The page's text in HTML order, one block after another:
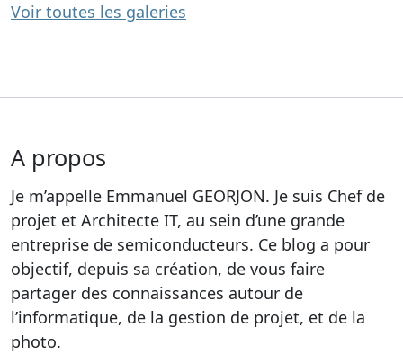
Voir toutes les galeries
A propos
Je m’appelle Emmanuel GEORJON. Je suis Chef de
projet et Architecte IT, au sein d’une grande
entreprise de semiconducteurs. Ce blog a pour
objectif, depuis sa création, de vous faire
partager des connaissances autour de
l’informatique, de la gestion de projet, et de la
photo.